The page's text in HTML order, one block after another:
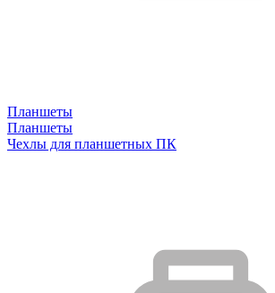
Планшеты
Планшеты
Чехлы для планшетных ПК